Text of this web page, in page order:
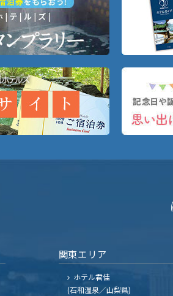
関東エリア
ホテル君佳
(石和温泉／山梨県)